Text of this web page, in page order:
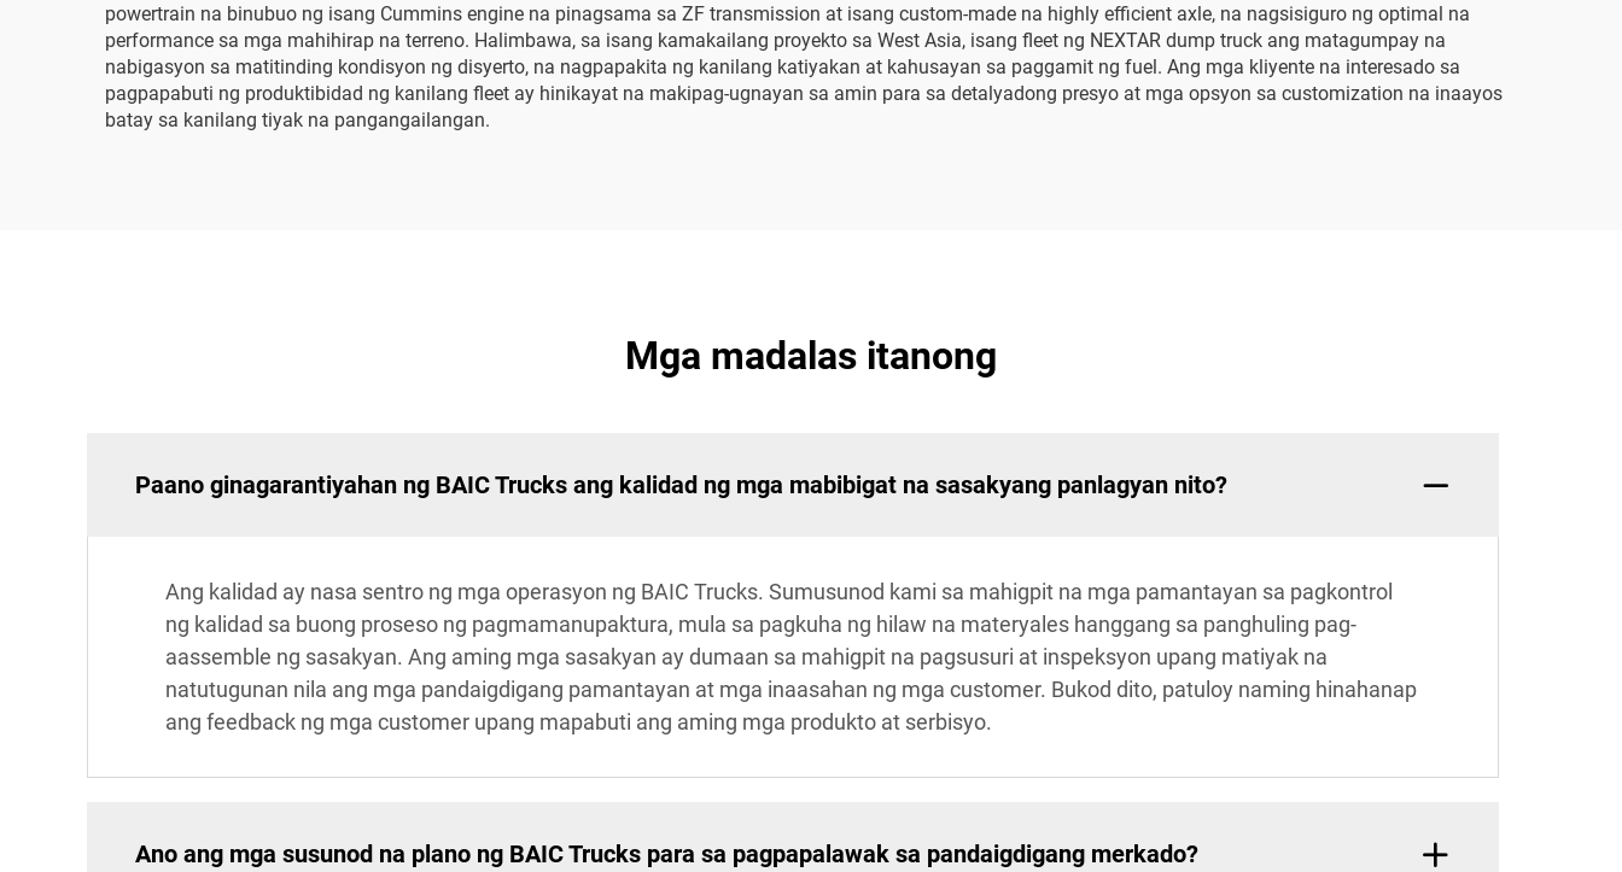
powertrain na binubuo ng isang Cummins engine na pinagsama sa ZF transmission at isang custom-made na highly efficient axle, na nagsisiguro ng optimal na
performance sa mga mahihirap na terreno. Halimbawa, sa isang kamakailang proyekto sa West Asia, isang fleet ng NEXTAR dump truck ang matagumpay na
nabigasyon sa matitinding kondisyon ng disyerto, na nagpapakita ng kanilang katiyakan at kahusayan sa paggamit ng fuel. Ang mga kliyente na interesado sa
pagpapabuti ng produktibidad ng kanilang fleet ay hinikayat na makipag-ugnayan sa amin para sa detalyadong presyo at mga opsyon sa customization na inaayos
batay sa kanilang tiyak na pangangailangan.
Mga madalas itanong
Paano ginagarantiyahan ng BAIC Trucks ang kalidad ng mga mabibigat na sasakyang panlagyan nito?
Ang kalidad ay nasa sentro ng mga operasyon ng BAIC Trucks. Sumusunod kami sa mahigpit na mga pamantayan sa pagkontrol
ng kalidad sa buong proseso ng pagmamanupaktura, mula sa pagkuha ng hilaw na materyales hanggang sa panghuling pag-
aassemble ng sasakyan. Ang aming mga sasakyan ay dumaan sa mahigpit na pagsusuri at inspeksyon upang matiyak na
natutugunan nila ang mga pandaigdigang pamantayan at mga inaasahan ng mga customer. Bukod dito, patuloy naming hinahanap
ang feedback ng mga customer upang mapabuti ang aming mga produkto at serbisyo.
Ano ang mga susunod na plano ng BAIC Trucks para sa pagpapalawak sa pandaigdigang merkado?